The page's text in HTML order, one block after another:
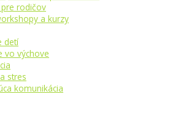
rodičov
a kurzy
detí
vo výchove
stres
komunikácia